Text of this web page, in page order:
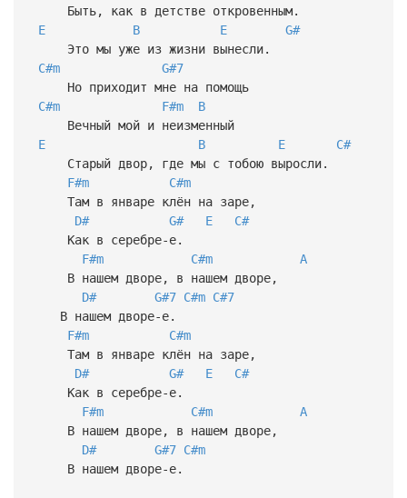
Быть, как в детстве откровенным.
E
B E
G#
Это мы уже из жизни вынесли.
C#m
G#7
Но приходит мне на помощь
C#m
F#m
B
Вечный мой и неизменный
E
B E
C#
Старый двор, где мы с тобою выросли.
F#m
C#m
Там в январе клён на заре,
D#
G# E
C#
Как в серебре-е.
F#m
C#m
A
В нашем дворе, в нашем дворе,
D#
G#7 C#m C#7
В нашем дворе-e.
F#m
C#m
Там в январе клён на заре,
D#
G# E
C#
Как в серебре-е.
F#m
C#m
A
В нашем дворе, в нашем дворе,
D#
G#7 C#m
В нашем дворе-e.